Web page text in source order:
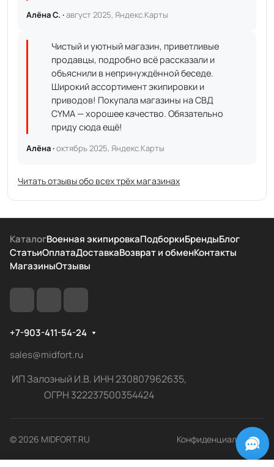
Алёна С. ·август 2025, Яндекс.Карты
Чистый и уютный магазин, приветливые
продавцы, подробно всё рассказали и
объяснили в непринуждённой беседе.
Широкий ассортимент экипировки и
приводов! Покупала магазины на СВД
CYMA — хорошее качество. Обязательно
приду сюда ещё!
Алёна ·октябрь 2025, Яндекс.Карты
Читать отзывы обо всех трёх магазинах
КаталогВоенная экипировкаПодборкиБрендыБлог
СтатьиОплатаДоставкаВозврат и обменКонтакты
МагазиныОтзывы
+7-903-411-54-24
sales@midfort.ru
ИП Залозный И.В. ИНН 230807962635,
ОГРН 322237500354424
© 2026 MIDFORT.RU Конфиденциальность